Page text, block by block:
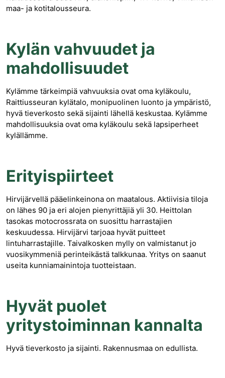
maa- ja kotitalousseura.
Kylän vahvuudet ja
mahdollisuudet
Kylämme tärkeimpiä vahvuuksia ovat oma kyläkoulu,
Raittiusseuran kylätalo, monipuolinen luonto ja ympäristö,
hyvä tieverkosto sekä sijainti lähellä keskustaa. Kylämme
mahdollisuuksia ovat oma kyläkoulu sekä lapsiperheet
kylällämme.
Erityispiirteet
Hirvijärvellä pääelinkeinona on maatalous. Aktiivisia tiloja
on lähes 90 ja eri alojen pienyrittäjiä yli 30. Heittolan
tasokas motocrossrata on suosittu harrastajien
keskuudessa. Hirvijärvi tarjoaa hyvät puitteet
lintuharrastajille. Taivalkosken mylly on valmistanut jo
vuosikymmeniä perinteikästä talkkunaa. Yritys on saanut
useita kunniamainintoja tuotteistaan.
Hyvät puolet
yritystoiminnan kannalta
Hyvä tieverkosto ja sijainti. Rakennusmaa on edullista.